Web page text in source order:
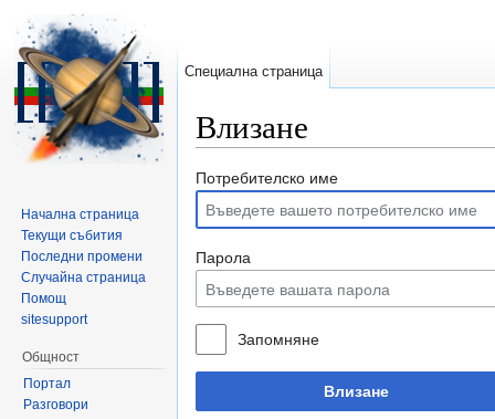
Влизане
Потребителско име
Парола
Запомняне
Влизане
Специална страница
Начална страница
Текущи събития
Последни промени
Случайна страница
Помощ
sitesupport
Общност
Портал
Разговори